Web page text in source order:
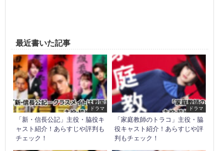
最近書いた記事
ドラマ
「新・信長公記」主役・脇役キ
ャスト紹介！あらすじや評判も
チェック！
ドラマ
「家庭教師のトラコ」主役・脇
役キャスト紹介！あらすじや評
判もチェック！